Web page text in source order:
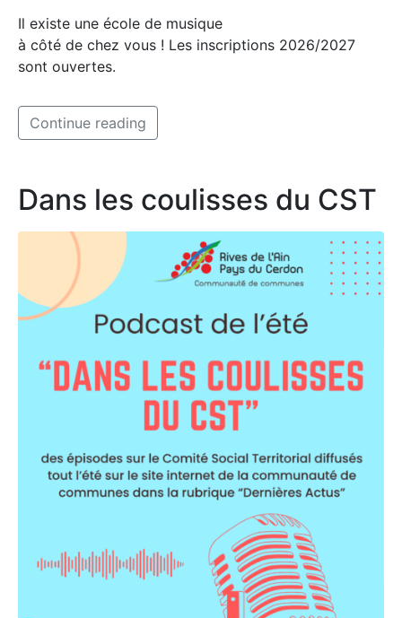
Il existe une école de musique
à côté de chez vous ! Les inscriptions 2026/2027
sont ouvertes.
Continue reading
Dans les coulisses du CST